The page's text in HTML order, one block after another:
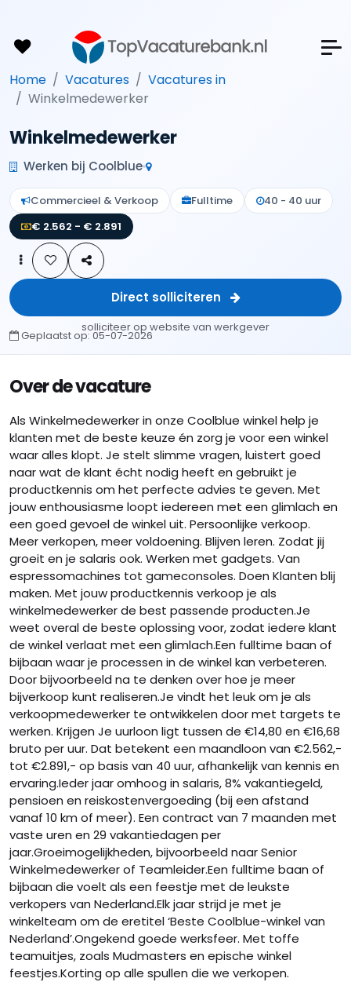
Home Vacatures
Vacatures in
Winkelmedewerker
Winkelmedewerker
Werken bij Coolblue
Commercieel & Verkoop Fulltime
40 - 40 uur
€ 2.562 - € 2.891
Direct solliciteren
solliciteer op website van werkgever
Geplaatst op:05-07-2026
Over de vacature
Als Winkelmedewerker in onze Coolblue winkel help je
klanten met de beste keuze én zorg je voor een winkel
waar alles klopt. Je stelt slimme vragen, luistert goed
naar wat de klant écht nodig heeft en gebruikt je
productkennis om het perfecte advies te geven. Met
jouw enthousiasme loopt iedereen met een glimlach en
een goed gevoel de winkel uit. Persoonlijke verkoop.
Meer verkopen, meer voldoening. Blijven leren. Zodat jij
groeit en je salaris ook. Werken met gadgets. Van
espressomachines tot gameconsoles. Doen Klanten blij
maken. Met jouw productkennis verkoop je als
winkelmedewerker de best passende producten.Je
weet overal de beste oplossing voor, zodat iedere klant
de winkel verlaat met een glimlach.Een fulltime baan of
bijbaan waar je processen in de winkel kan verbeteren.
Door bijvoorbeeld na te denken over hoe je meer
bijverkoop kunt realiseren.Je vindt het leuk om je als
verkoopmedewerker te ontwikkelen door met targets te
werken. Krijgen Je uurloon ligt tussen de €14,80 en €16,68
bruto per uur. Dat betekent een maandloon van €2.562,-
tot €2.891,- op basis van 40 uur, afhankelijk van kennis en
ervaring.Ieder jaar omhoog in salaris, 8% vakantiegeld,
pensioen en reiskostenvergoeding (bij een afstand
vanaf 10 km of meer). Een contract van 7 maanden met
vaste uren en 29 vakantiedagen per
jaar.Groeimogelijkheden, bijvoorbeeld naar Senior
Winkelmedewerker of Teamleider.Een fulltime baan of
bijbaan die voelt als een feestje met de leukste
verkopers van Nederland.Elk jaar strijd je met je
winkelteam om de eretitel ‘Beste Coolblue-winkel van
Nederland’.Ongekend goede werksfeer. Met toffe
teamuitjes, zoals Mudmasters en epische winkel
feestjes.Korting op alle spullen die we verkopen.